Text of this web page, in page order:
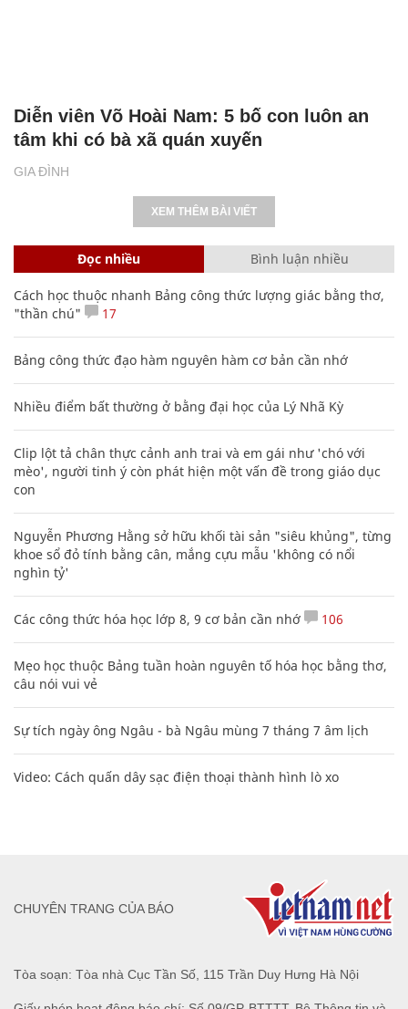
GIA ĐÌNH
Diễn viên Võ Hoài Nam: 5 bố con luôn an
tâm khi có bà xã quán xuyến
XEM THÊM BÀI VIẾT
Đọc nhiều Bình luận nhiều
Cách học thuộc nhanh Bảng công thức lượng giác bằng thơ,
"thần chú"
17
Bảng công thức đạo hàm nguyên hàm cơ bản cần nhớ
Nhiều điểm bất thường ở bằng đại học của Lý Nhã Kỳ
Clip lột tả chân thực cảnh anh trai và em gái như 'chó với
mèo', người tinh ý còn phát hiện một vấn đề trong giáo dục
con
Nguyễn Phương Hằng sở hữu khối tài sản "siêu khủng", từng
khoe sổ đỏ tính bằng cân, mắng cựu mẫu 'không có nổi
nghìn tỷ'
Các công thức hóa học lớp 8, 9 cơ bản cần nhớ 106
Mẹo học thuộc Bảng tuần hoàn nguyên tố hóa học bằng thơ,
câu nói vui vẻ
Sự tích ngày ông Ngâu - bà Ngâu mùng 7 tháng 7 âm lịch
Video: Cách quấn dây sạc điện thoại thành hình lò xo
Tòa soạn: Tòa nhà Cục Tần Số, 115 Trần Duy Hưng Hà Nội
CHUYÊN TRANG CỦA BÁO